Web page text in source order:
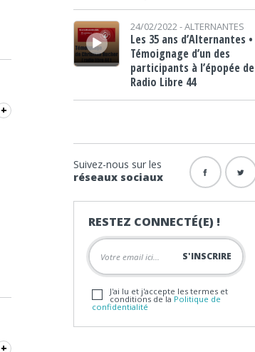
+
+
Lecteur audio
24/02/2022 -ALTERNANTES
Les 35 ans d’Alternantes •
Témoignage d’un des
participants à l’épopée de
Radio Libre 44
Suivez-nous sur les
réseaux sociaux
RESTEZ CONNECTÉ(E) !
J'ai lu et j'accepte les termes et
conditions de la Politique de
confidentialité